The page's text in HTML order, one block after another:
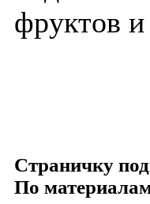
фруктов
Страничку
По